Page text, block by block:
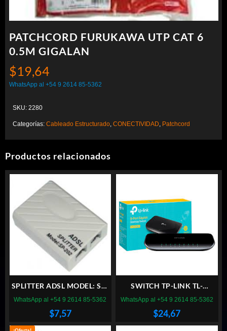
PATCHCORD FURUKAWA UTP CAT 6
0.5M GIGALAN
$19,64
WhatsApp al +54 9 2614 85-5362
SKU: 2280
Categorías: Cableado Estructurado CONECTIVIDAD Patchcord
Productos relacionados
SPLITTER ADSL MODEL: SP-
202A
$7,57
WhatsApp al +54 9 2614 85-5362
SWITCH TP-LINK TL-
SG1008D 8 PUERTOS
$24,67
WhatsApp al +54 9 2614 85-5362